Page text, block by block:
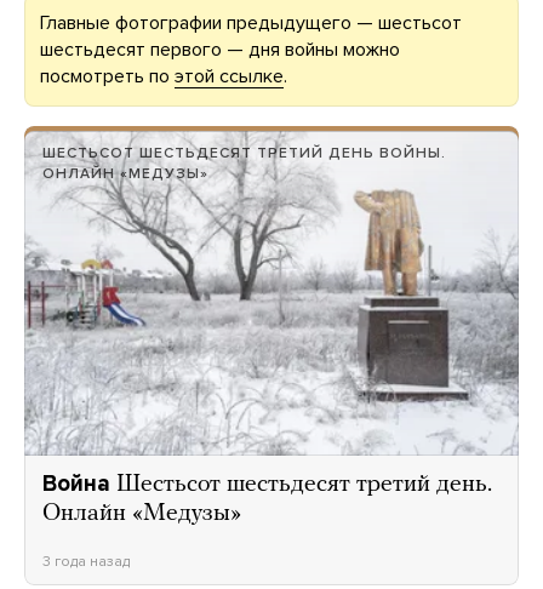
Главные фотографии предыдущего — шестьсот
шестьдесят первого — дня войны можно
посмотреть по этой ссылке.
ШЕСТЬСОТ ШЕСТЬДЕСЯТ ТРЕТИЙ ДЕНЬ ВОЙНЫ.
ОНЛАЙН «МЕДУЗЫ»
Война Шестьсот шестьдесят третий день.
Онлайн «Медузы»
3 года назад